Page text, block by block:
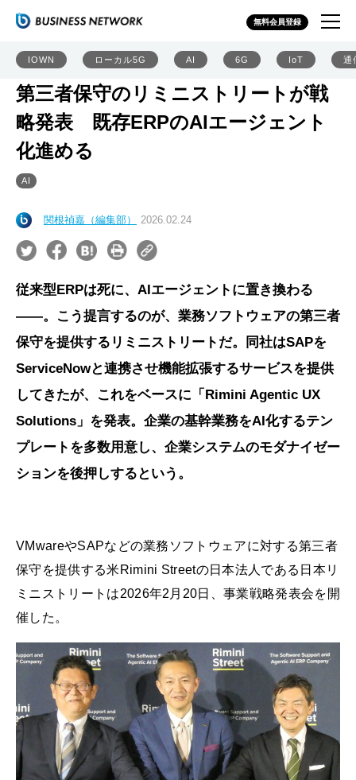
無料会員登録
IOWN ローカル5G AI 6G IoT 通
第三者保守のリミニストリートが戦
略発表 既存ERPのAIエージェント
化進める
AI
関根禎嘉（編集部） 2026.02.24
従来型ERPは死に、AIエージェントに置き換わる
――。こう提言するのが、業務ソフトウェアの第三者
保守を提供するリミニストリートだ。同社はSAPを
ServiceNowと連携させ機能拡張するサービスを提供
してきたが、これをベースに「Rimini Agentic UX
Solutions」を発表。企業の基幹業務をAI化するテン
プレートを多数用意し、企業システムのモダナイゼー
ションを後押しするという。
VMwareやSAPなどの業務ソフトウェアに対する第三者
保守を提供する米Rimini Streetの日本法人である日本リ
ミニストリートは2026年2月20日、事業戦略発表会を開
催した。